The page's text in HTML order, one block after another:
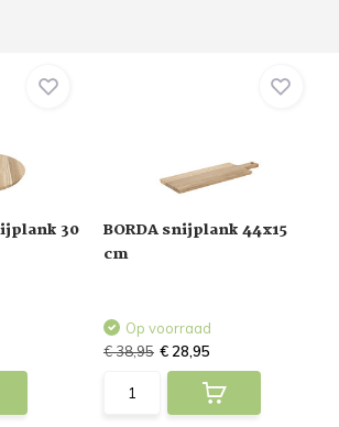
30
BORDA snijplank 44x15
cm
Op voorraad
€ 38,95 € 28,95